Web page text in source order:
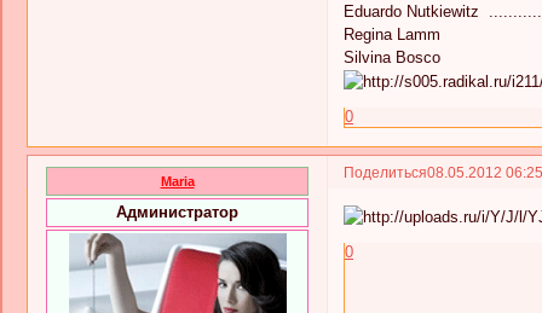
Eduardo Nutkiewitz
Regina Lamm
Silvina Bosco
0
Поделиться08.05.2012
Maria
Администратор
0